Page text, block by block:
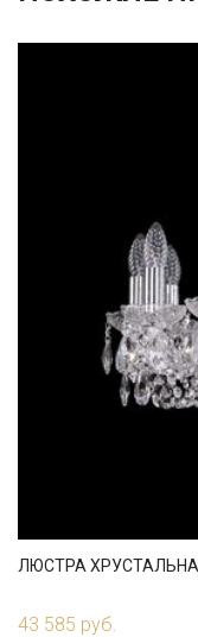
ЛЮСТРА ХРУСТАЛЬНАЯ
43 585 руб.